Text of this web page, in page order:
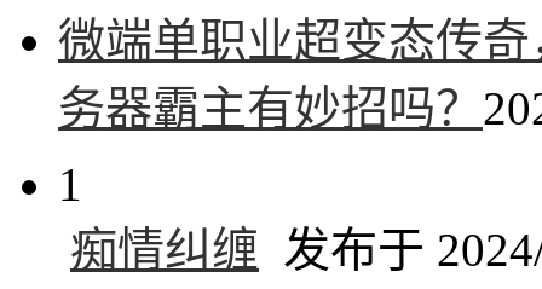
微端单职业超变态传
务器霸主有妙招吗？
1
痴情纠缠 发布于